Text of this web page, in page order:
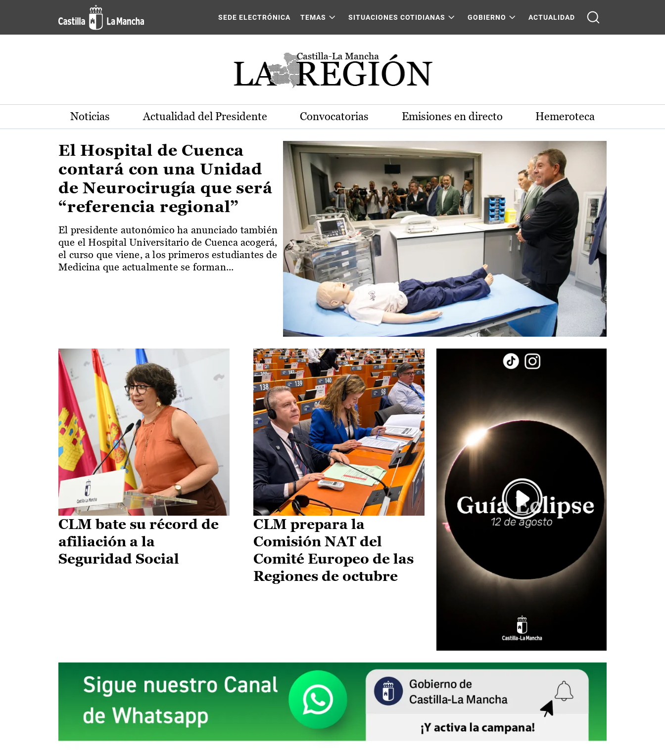
Pasar al contenido principal
Actualidad de la región de Castilla-La Mancha
SEDE ELECTRÓNICA TEMAS SITUACIONES COTIDIANAS GOBIERNO ACTUALIDAD
Noticias Actualidad del Presidente Convocatorias Emisiones en directo Hemeroteca
El Hospital de Cuenca
contará con una Unidad
de Neurocirugía que será
“referencia regional”
El presidente autonómico ha anunciado también
que el Hospital Universitario de Cuenca acogerá,
el curso que viene, a los primeros estudiantes de
Medicina que actualmente se forman...
CLM bate su récord de
afiliación a la
Seguridad Social
CLM prepara la
Comisión NAT del
Comité Europeo de las
Regiones de octubre